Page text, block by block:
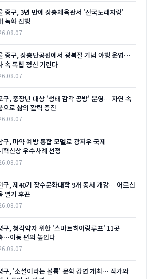
중구, 3년 만에 장충체육관서 '전국노래자랑'
녹화 진행
중구, 장충단공원에서 광복절 기념 야행 운영…
속 독립 정신 기린다
구, 중장년 대상 '생태 감각 공방' 운영… 자연 속
으로 삶의 활력 증진
구, 마약 예방 통합 모델로 광저우 국제
혁신상 우수사례 선정
구, 제40기 장수문화대학 9개 동서 개강… 어르신
열기 후끈
구, 청각약자 위한 '스마트히어링루프' 11곳
…이동 편의 높인다
구, '소설이라는 볼륨' 문학 강연 개최… 작가와